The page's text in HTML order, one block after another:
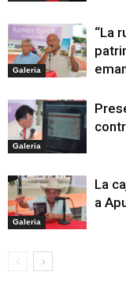
Galeria
“La
Galeria
Galeria
La
a